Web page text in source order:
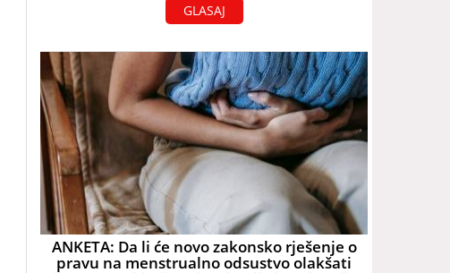
GLASAJ
ANKETA: Da li će novo zakonsko rješenje o
pravu na menstrualno odsustvo olakšati